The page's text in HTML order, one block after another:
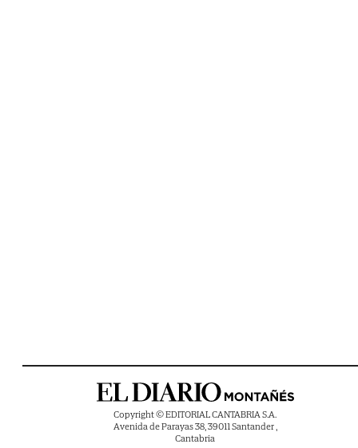
Copyright © EDITORIAL CANTABRIA S.A.
Avenida de Parayas 38, 39011 Santander ,
Cantabria